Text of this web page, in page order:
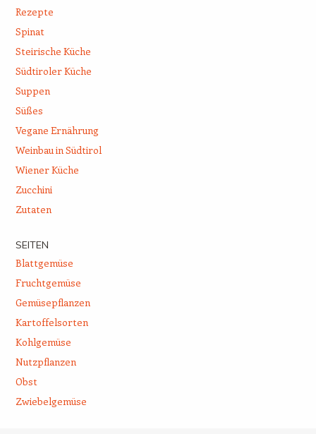
Rezepte
Spinat
Steirische Küche
Südtiroler Küche
Suppen
Süßes
Vegane Ernährung
Weinbau in Südtirol
Wiener Küche
Zucchini
Zutaten
SEITEN
Blattgemüse
Fruchtgemüse
Gemüsepflanzen
Kartoffelsorten
Kohlgemüse
Nutzpflanzen
Obst
Zwiebelgemüse